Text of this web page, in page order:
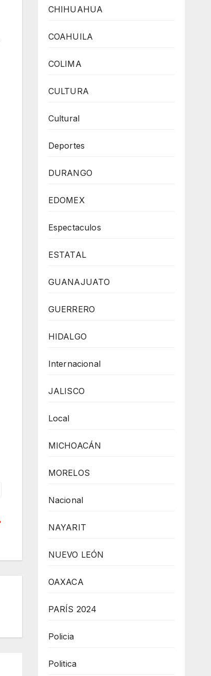
CHIHUAHUA
COAHUILA
COLIMA
CULTURA
Cultural
Deportes
DURANGO
EDOMEX
Espectaculos
ESTATAL
GUANAJUATO
GUERRERO
HIDALGO
Internacional
JALISCO
Local
MICHOACÁN
MORELOS
Nacional
NAYARIT
NUEVO LEÓN
OAXACA
PARÍS 2024
Policia
Politica